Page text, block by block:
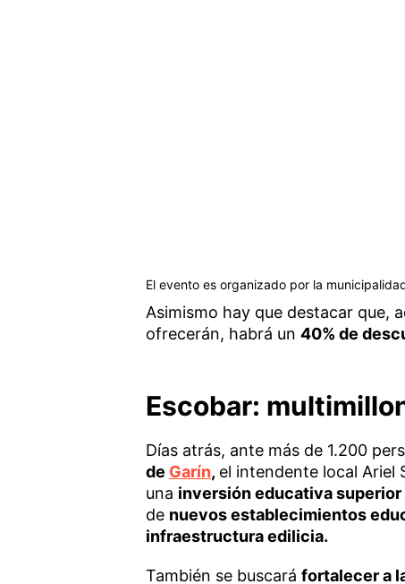
El evento es organizado por la
Asimismo hay que destacar que,
ofrecerán, habrá un 40% de
Escobar:
Días atrás, ante más de 1.200
de Garín, el intendente local Ariel
una inversión educativa
de nuevos establecimientos
infraestructura edilicia.
También se buscará fortalecer a